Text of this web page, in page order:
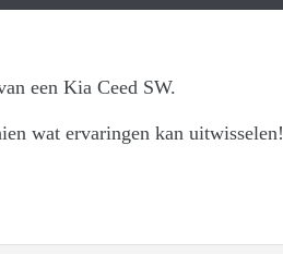
een Kia Ceed SW.
wat ervaringen kan uitwisselen!